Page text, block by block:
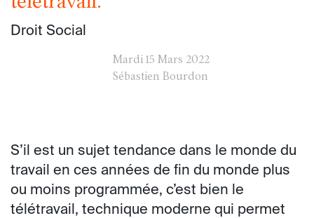
Droit Social
Mardi 15 Mars 2022
Sébastien Bourdon
S’il est un sujet tendance dans le monde du
travail en ces années de fin du monde plus
ou moins programmée, c’est bien le
télétravail, technique moderne qui permet